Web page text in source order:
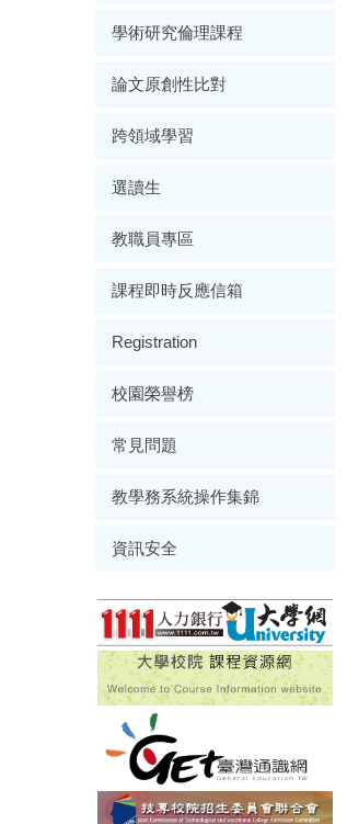
學術研究倫理課程
論文原創性比對
跨領域學習
選讀生
教職員專區
課程即時反應信箱
Registration
校園榮譽榜
常見問題
教學務系統操作集錦
資訊安全